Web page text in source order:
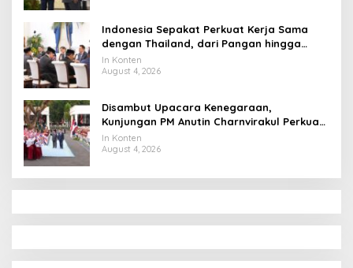
Indonesia Sepakat Perkuat Kerja Sama
dengan Thailand, dari Pangan hingga
Ekonomi Digital
In Konten
August 4, 2026
Disambut Upacara Kenegaraan,
Kunjungan PM Anutin Charnvirakul Perkuat
Hubungan Indonesia-Thailand
In Konten
August 4, 2026